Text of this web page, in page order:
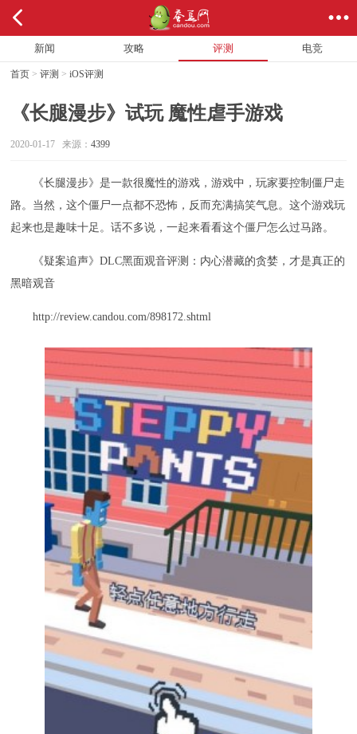
新闻 攻略 评测 电竞
首页 >评测 >iOS评测
《长腿漫步》试玩 魔性虐手游戏
2020-01-17 来源：4399
《长腿漫步》是一款很魔性的游戏，游戏中，玩家要控制僵尸走
路。当然，这个僵尸一点都不恐怖，反而充满搞笑气息。这个游戏玩
起来也是趣味十足。话不多说，一起来看看这个僵尸怎么过马路。
《疑案追声》DLC黑面观音评测：内心潜藏的贪婪，才是真正的
黑暗观音
http://review.candou.com/898172.shtml